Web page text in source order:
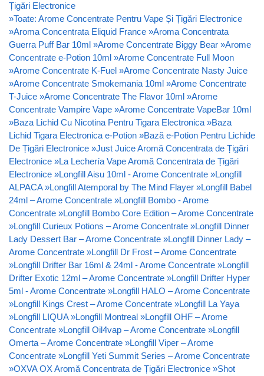
Țigări Electronice
»Toate: Arome Concentrate Pentru Vape Și Țigări Electronice
»Aroma Concentrata Eliquid France »Aroma Concentrata
Guerra Puff Bar 10ml »Arome Concentrate Biggy Bear »Arome
Concentrate e-Potion 10ml »Arome Concentrate Full Moon
»Arome Concentrate K-Fuel »Arome Concentrate Nasty Juice
»Arome Concentrate Smokemania 10ml »Arome Concentrate
T-Juice »Arome Concentrate The Flavor 10ml »Arome
Concentrate Vampire Vape »Arome Concentrate VapeBar 10ml
»Baza Lichid Cu Nicotina Pentru Tigara Electronica »Baza
Lichid Tigara Electronica e-Potion »Bază e-Potion Pentru Lichide
De Țigări Electronice »Just Juice Aromă Concentrata de Țigări
Electronice »La Lechería Vape Aromă Concentrata de Țigări
Electronice »Longfill Aisu 10ml - Arome Concentrate »Longfill
ALPACA »Longfill Atemporal by The Mind Flayer »Longfill Babel
24ml – Arome Concentrate »Longfill Bombo - Arome
Concentrate »Longfill Bombo Core Edition – Arome Concentrate
»Longfill Curieux Potions – Arome Concentrate »Longfill Dinner
Lady Dessert Bar – Arome Concentrate »Longfill Dinner Lady –
Arome Concentrate »Longfill Dr Frost – Arome Concentrate
»Longfill Drifter Bar 16ml & 24ml - Arome Concentrate »Longfill
Drifter Exotic 12ml – Arome Concentrate »Longfill Drifter Hyper
5ml - Arome Concentrate »Longfill HALO – Arome Concentrate
»Longfill Kings Crest – Arome Concentrate »Longfill La Yaya
»Longfill LIQUA »Longfill Montreal »Longfill OHF – Arome
Concentrate »Longfill Oil4vap – Arome Concentrate »Longfill
Omerta – Arome Concentrate »Longfill Viper – Arome
Concentrate »Longfill Yeti Summit Series – Arome Concentrate
»OXVA OX Aromă Concentrata de Țigări Electronice »Shot